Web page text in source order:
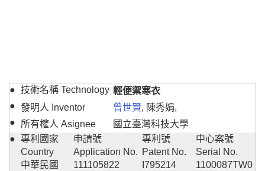
● 技術名稱 Technology 輕便禦寒衣
● 發明人 Inventor 曾世賢, 陳秀娟,
●
所有權人 Asignee
國立臺灣科技大學
● 專利國家
Country
申請號
Application No.
專利號
Patent No.
中心案號
Serial No.
中華民國
111105822 I795214 1100087TW0